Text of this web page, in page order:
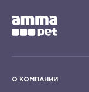
О КОМПАНИИ